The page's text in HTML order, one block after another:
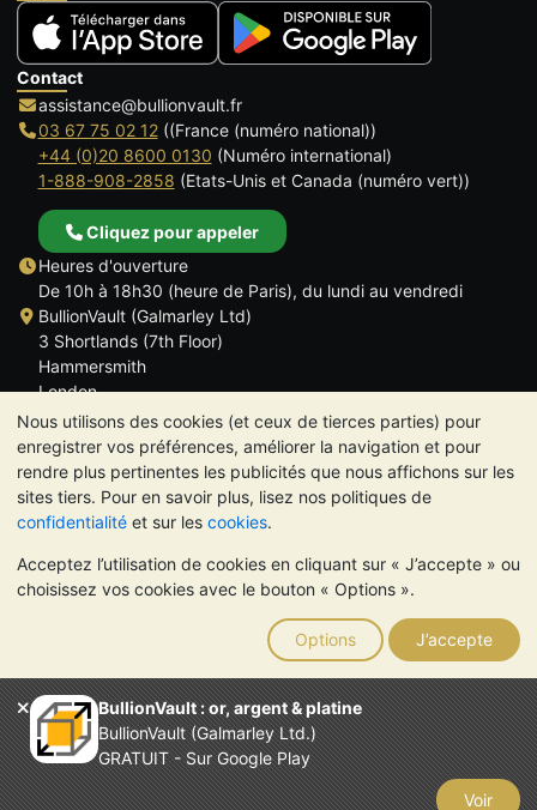
Nous utilisons des cookies (et ceux de tierces parties) pour
enregistrer vos préférences, améliorer la navigation et pour
rendre plus pertinentes les publicités que nous affichons sur les
sites tiers. Pour en savoir plus, lisez nos politiques de
confidentialité et sur les cookies.
Acceptez l’utilisation de cookies en cliquant sur « J’accepte » ou
choisissez vos cookies avec le bouton « Options ».
Options J’accepte
BullionVault : or, argent & platine
BullionVault (Galmarley Ltd.)
GRATUIT - Sur Google Play
Voir
Contact
assistance@bullionvault.fr
03 67 75 02 12((France (numéro national))
+44 (0)20 8600 0130 (Numéro international)
1-888-908-2858 (Etats-Unis et Canada (numéro vert))
Cliquez pour appeler
Heures d'ouverture
De 10h à 18h30 (heure de Paris), du lundi au vendredi
BullionVault (Galmarley Ltd)
3 Shortlands (7th Floor)
Hammersmith
London
W6 8DA
ROYAUME UNI
TrustScore 4.6 | 534 avis
VEUILLEZ NOTER: La valeur des métaux précieux peut aussi
bien baisser qu'augmenter. Les tendances historiques ne
garantissent pas l'évolution future des cours. Rien sur les sites
Internet de BullionVault ou dans ses communications ne
constitue un conseil en investissement. Demander l'avis d'un
professionnel est à envisager pour déterminer si la possession
de métaux précieux vous convient.
Entreprise enregistrée en Grande-Bretagne (numéro 4943684)
BullionVault Ltd © 2026